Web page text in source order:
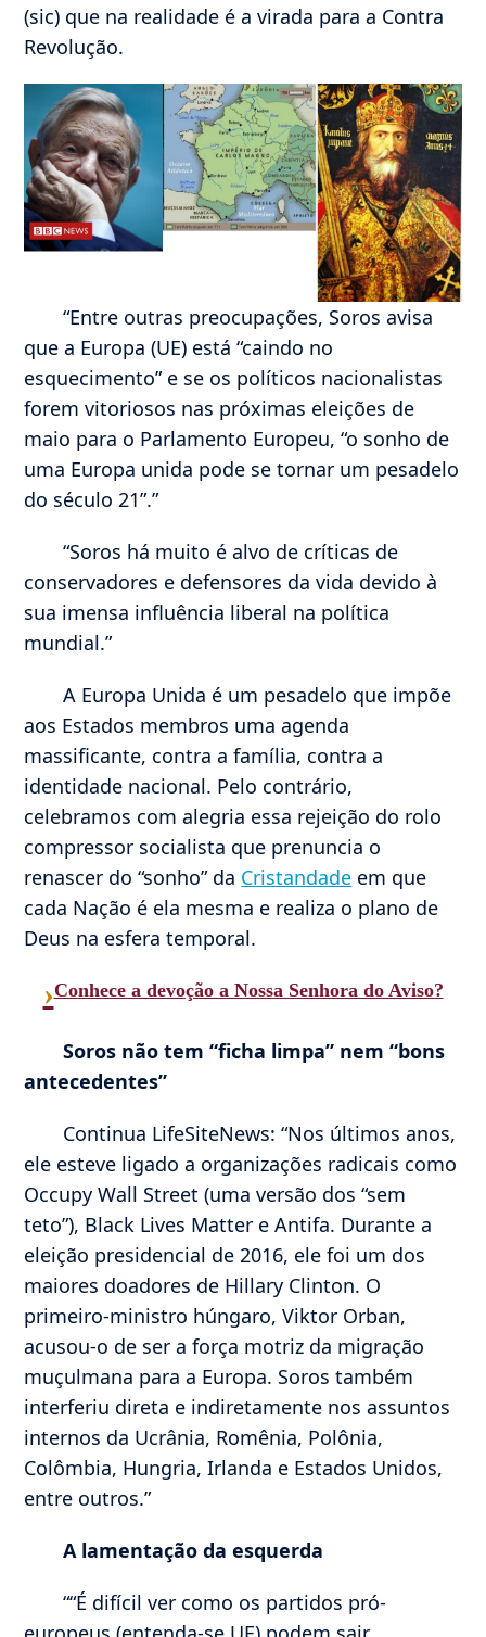
(sic) que na realidade é a virada para a Contra
Revolução.
“Entre outras preocupações, Soros avisa
que a Europa (UE) está “caindo no
esquecimento” e se os políticos nacionalistas
forem vitoriosos nas próximas eleições de
maio para o Parlamento Europeu, “o sonho de
uma Europa unida pode se tornar um pesadelo
do século 21”.”
“Soros há muito é alvo de críticas de
conservadores e defensores da vida devido à
sua imensa influência liberal na política
mundial.”
A Europa Unida é um pesadelo que impõe
aos Estados membros uma agenda
massificante, contra a família, contra a
identidade nacional. Pelo contrário,
celebramos com alegria essa rejeição do rolo
compressor socialista que prenuncia o
renascer do “sonho” da Cristandade em que
cada Nação é ela mesma e realiza o plano de
Deus na esfera temporal.
›Conhece a devoção a Nossa Senhora do Aviso?
Soros não tem “ficha limpa” nem “bons
antecedentes”
Continua LifeSiteNews: “Nos últimos anos,
ele esteve ligado a organizações radicais como
Occupy Wall Street (uma versão dos “sem
teto”), Black Lives Matter e Antifa. Durante a
eleição presidencial de 2016, ele foi um dos
maiores doadores de Hillary Clinton. O
primeiro-ministro húngaro, Viktor Orban,
acusou-o de ser a força motriz da migração
muçulmana para a Europa. Soros também
interferiu direta e indiretamente nos assuntos
internos da Ucrânia, Romênia, Polônia,
Colômbia, Hungria, Irlanda e Estados Unidos,
entre outros.”
A lamentação da esquerda
““É difícil ver como os partidos pró-